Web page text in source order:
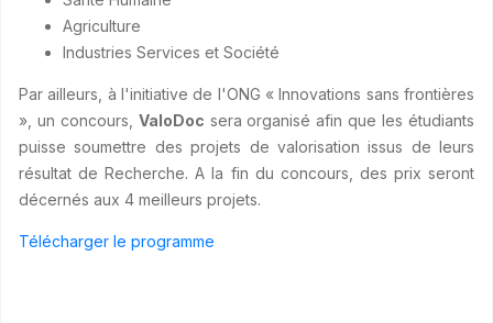
Agriculture
Industries Services et Société
Par ailleurs, à l'initiative de l'ONG « Innovations sans frontières
», un concours, ValoDoc sera organisé afin que les étudiants
puisse soumettre des projets de valorisation issus de leurs
résultat de Recherche. A la fin du concours, des prix seront
décernés aux 4 meilleurs projets.
Télécharger le programme